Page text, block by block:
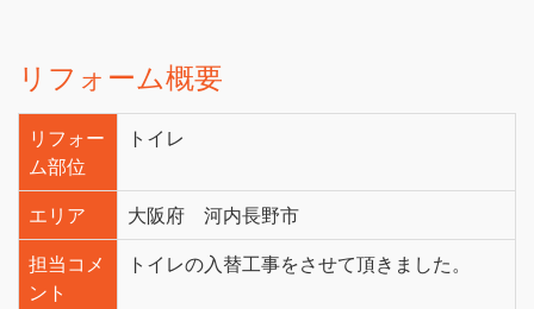
リフォーム概要
リフォー
ム部位
トイレ
エリア
大阪府 河内長野市
担当コメ
ント
トイレの入替工事をさせて頂きました。